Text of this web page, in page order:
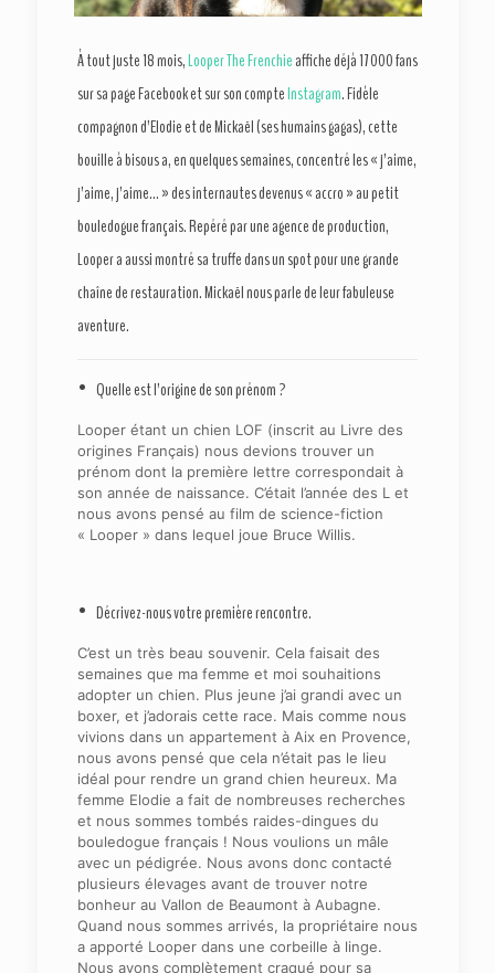
À tout juste 18 mois,Looper The Frenchieaffiche déjà 17 000 fans
sur sa page Facebook et sur son compteInstagram. Fidèle
compagnon d’Elodie et de Mickaël (ses humains gagas), cette
bouille à bisous a, en quelques semaines, concentré les « j’aime,
j’aime, j’aime… » des internautes devenus « accro » au petit
bouledogue français. Repéré par une agence de production,
Looper a aussi montré sa truffe dans un spot pour une grande
chaîne de restauration. Mickaël nous parle de leur fabuleuse
aventure.
• Quelle est l’origine de son prénom ?
Looper étant un chien LOF (inscrit au Livre des
origines Français) nous devions trouver un
prénom dont la première lettre correspondait à
son année de naissance. C’était l’année des L et
nous avons pensé au film de science-fiction
« Looper » dans lequel joue Bruce Willis.
• Décrivez-nous votre première rencontre.
C’est un très beau souvenir. Cela faisait des
semaines que ma femme et moi souhaitions
adopter un chien. Plus jeune j’ai grandi avec un
boxer, et j’adorais cette race. Mais comme nous
vivions dans un appartement à Aix en Provence,
nous avons pensé que cela n’était pas le lieu
idéal pour rendre un grand chien heureux. Ma
femme Elodie a fait de nombreuses recherches
et nous sommes tombés raides-dingues du
bouledogue français ! Nous voulions un mâle
avec un pédigrée. Nous avons donc contacté
plusieurs élevages avant de trouver notre
bonheur au Vallon de Beaumont à Aubagne.
Quand nous sommes arrivés, la propriétaire nous
a apporté Looper dans une corbeille à linge.
Nous avons complètement craqué pour sa